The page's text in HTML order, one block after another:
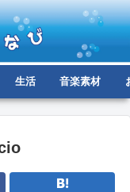
生活 音楽素材